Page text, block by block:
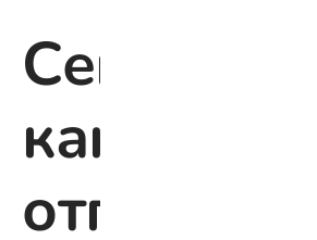
Сепарация:
как
отпустить